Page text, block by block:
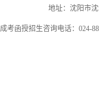
地址：沈阳市
成考函授招生咨询电话：024-